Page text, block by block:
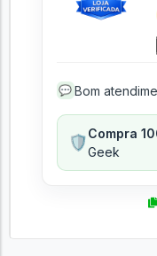
💬 Bom
🛡️Compra
Geek